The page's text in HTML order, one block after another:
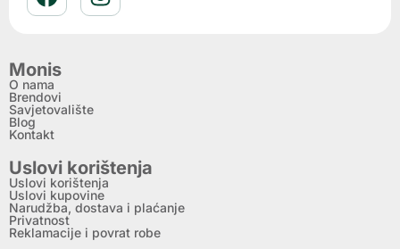
Monis
O nama
Brendovi
Savjetovalište
Blog
Kontakt
Uslovi korištenja
Uslovi korištenja
Uslovi kupovine
Narudžba, dostava i plaćanje
Privatnost
Reklamacije i povrat robe